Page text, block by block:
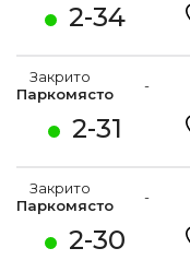
2-34
2-31
Закрито
Паркомясто
-
2-30
Закрито
Паркомясто
-